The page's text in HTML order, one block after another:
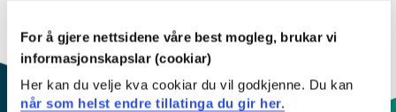
For å gjere nettsidene våre best mogleg, brukar vi
informasjonskapslar (cookiar)
Her kan du velje kva cookiar du vil godkjenne. Du kan
når som helst endre tillatinga du gir her.
engelsk emneplan ved å klikke på «English».